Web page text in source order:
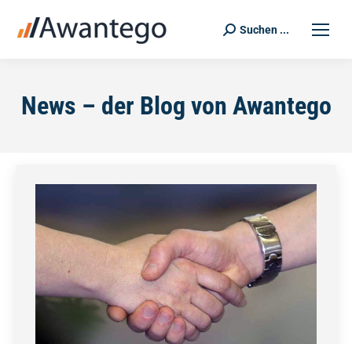
Search:
Suchen ...
News – der Blog von Awantego